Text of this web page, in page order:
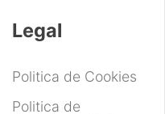
Legal
Politica de Cookies
Politica de